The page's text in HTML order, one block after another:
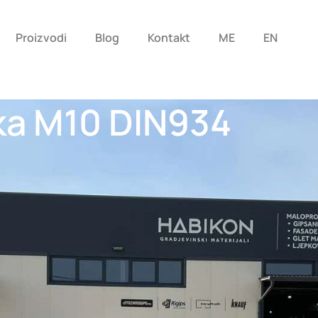
Proizvodi Blog Kontakt ME EN
M10 DIN934